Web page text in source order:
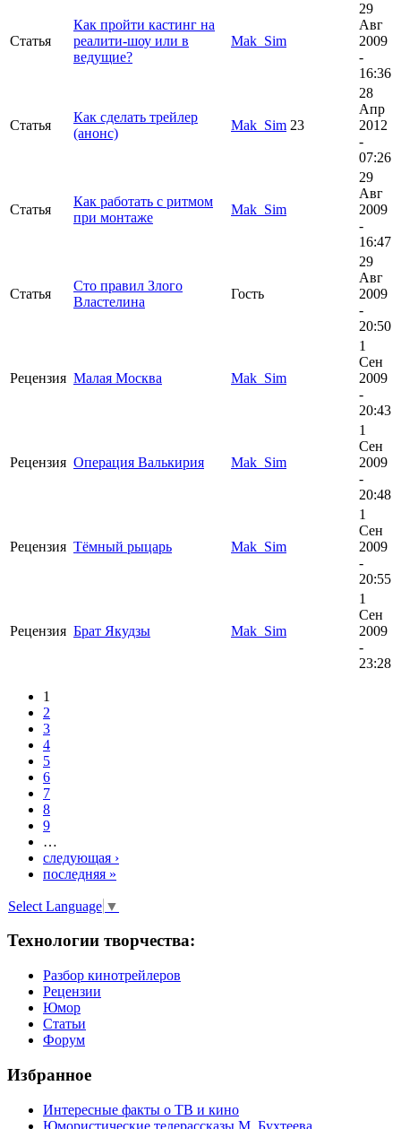
Статья
Как пройти кастинг на
реалити-шоу или в
ведущие?
Mak_Sim
29
Авг
2009
-
16:36
Статья
Как сделать трейлер
(анонс)
Mak_Sim 23
28
Апр
2012
-
07:26
Статья
Как работать с ритмом
при монтаже
Mak_Sim
29
Авг
2009
-
16:47
Статья
Сто правил Злого
Властелина
Гость
29
Авг
2009
-
20:50
Рецензия Малая Москва Mak_Sim
1
Сен
2009
-
20:43
Рецензия Операция Валькирия Mak_Sim
1
Сен
2009
-
20:48
Рецензия Тёмный рыцарь Mak_Sim
1
Сен
2009
-
20:55
Рецензия Брат Якудзы Mak_Sim
1
Сен
2009
-
23:28
1
2
3
4
5
6
7
8
9
…
следующая ›
последняя »
Select Language ▼
Технологии творчества:
Разбор кинотрейлеров
Рецензии
Юмор
Статьи
Форум
Избранное
Интересные факты о ТВ и кино
Юмористические телерассказы М. Бухтеева